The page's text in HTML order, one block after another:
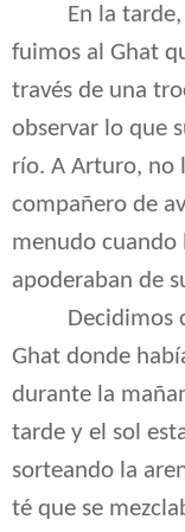
En la
fuimos al Ghat
través de una
observar lo que
río. A Arturo, no
compañero de
menudo cuando
apoderaban de
Decidimos
Ghat donde
durante la
tarde y el sol
sorteando la
té que se